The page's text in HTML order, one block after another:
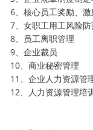
6、核心员工奖励、
7、女职工用工风险
8、员工离职管理
9、企业裁员
10、商业秘密管理
11、企业人力资源管
12、人力资源管理培